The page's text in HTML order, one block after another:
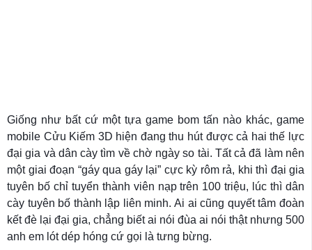
Giống như bất cứ một tựa game bom tấn nào khác, game
mobile Cửu Kiếm 3D hiện đang thu hút được cả hai thế lực
đại gia và dân cày tìm về chờ ngày so tài. Tất cả đã làm nên
một giai đoạn “gáy qua gáy lại” cực kỳ rôm rả, khi thì đại gia
tuyên bố chỉ tuyển thành viên nạp trên 100 triệu, lúc thì dân
cày tuyên bố thành lập liên minh. Ai ai cũng quyết tâm đoàn
kết đè lại đại gia, chẳng biết ai nói đùa ai nói thật nhưng 500
anh em lót dép hóng cứ gọi là tưng bừng.